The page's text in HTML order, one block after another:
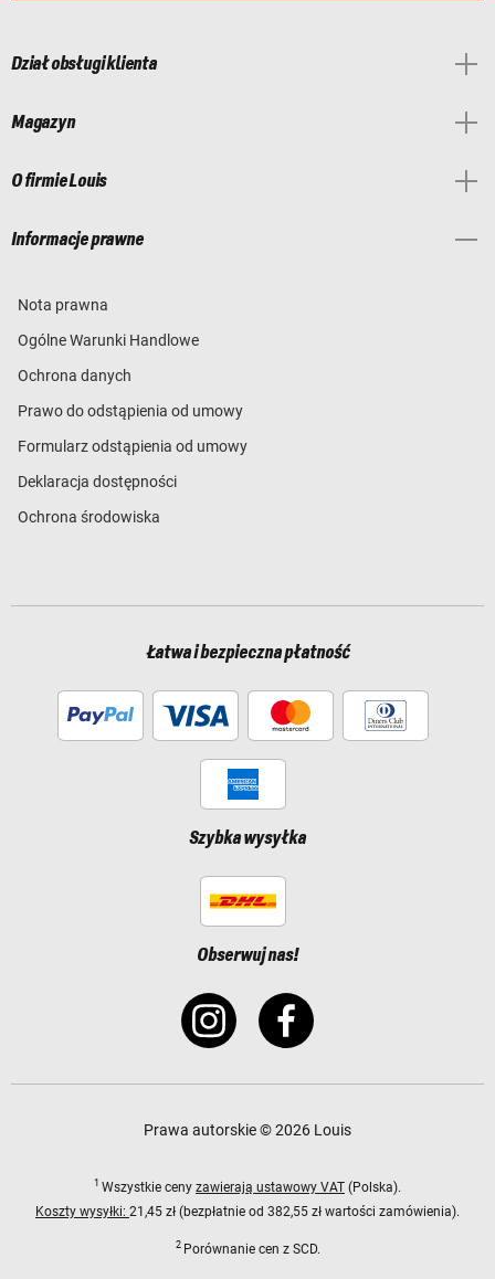
Dział obsługi klienta
Magazyn
O firmie Louis
Informacje prawne
Nota prawna
Ogólne Warunki Handlowe
Ochrona danych
Prawo do odstąpienia od umowy
Formularz odstąpienia od umowy
Deklaracja dostępności
Ochrona środowiska
Łatwa i bezpieczna płatność
Szybka wysyłka
Obserwuj nas!
Prawa autorskie © 2026 Louis
1 Wszystkie ceny zawierają ustawowy VAT (Polska).
Koszty wysyłki: 21,45 zł (bezpłatnie od 382,55 zł wartości zamówienia).
2 Porównanie cen z SCD.